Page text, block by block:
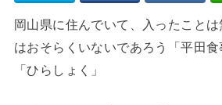
岡山県に住んでいて、入ったこと
はおそらくいないであろう「平田
「ひらしょく」